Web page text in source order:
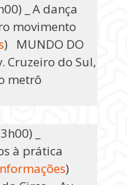
_ A dança
movimento
) MUNDO DO
Cruzeiro do Sul,
metrô
_
à prática
)